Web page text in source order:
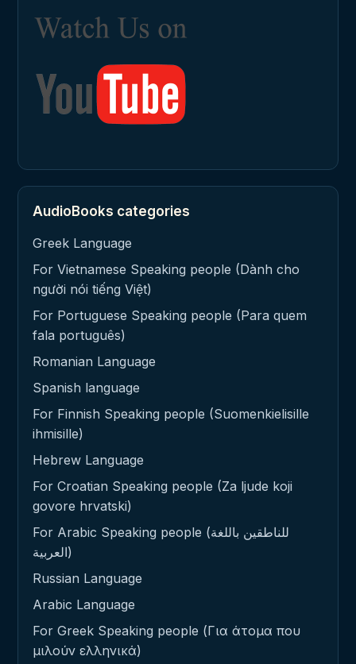
AudioBooks categories
Greek Language
For Vietnamese Speaking people (Dành cho
người nói tiếng Việt)
For Portuguese Speaking people (Para quem
fala português)
Romanian Language
Spanish language
For Finnish Speaking people (Suomenkielisille
ihmisille)
Hebrew Language
For Croatian Speaking people (Za ljude koji
govore hrvatski)
For Arabic Speaking people (للناطقين باللغة
العربية)
Russian Language
Arabic Language
For Greek Speaking people (Για άτομα που
μιλούν ελληνικά)